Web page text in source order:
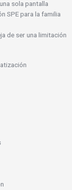
sola pantalla
SPE para la familia
de ser una limitación